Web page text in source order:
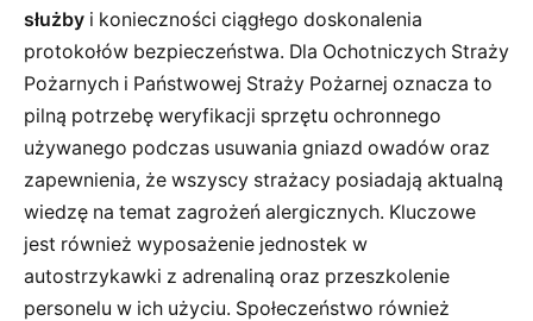
służby i konieczności ciągłego doskonalenia
protokołów bezpieczeństwa. Dla Ochotniczych Straży
Pożarnych i Państwowej Straży Pożarnej oznacza to
pilną potrzebę weryfikacji sprzętu ochronnego
używanego podczas usuwania gniazd owadów oraz
zapewnienia, że wszyscy strażacy posiadają aktualną
wiedzę na temat zagrożeń alergicznych. Kluczowe
jest również wyposażenie jednostek w
autostrzykawki z adrenaliną oraz przeszkolenie
personelu w ich użyciu. Społeczeństwo również